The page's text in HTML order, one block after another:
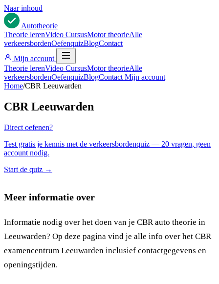
Naar inhoud
Autotheorie
Theorie lerenVideo CursusMotor theorieAlle
verkeersbordenOefenquizBlogContact
Mijn account
Theorie lerenVideo CursusMotor theorieAlle
verkeersbordenOefenquizBlogContact Mijn account
Home/CBR Leeuwarden
CBR Leeuwarden
Direct oefenen?
Test gratis je kennis met de verkeersbordenquiz — 20 vragen, geen
account nodig.
Start de quiz →
Meer informatie over
Informatie nodig over het doen van je CBR auto theorie in
Leeuwarden? Op deze pagina vind je alle info over het CBR
examencentrum Leeuwarden inclusief contactgegevens en
openingstijden.